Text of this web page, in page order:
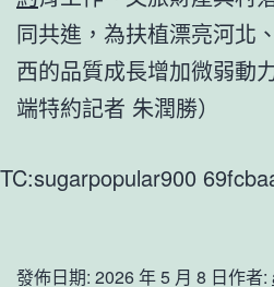
同共進，為扶植漂亮河北
西的品質成長增加微弱動
端特約記者 朱潤勝）
TC:sugarpopular900
發佈日期: 2026 年 5 月 8 日作者: